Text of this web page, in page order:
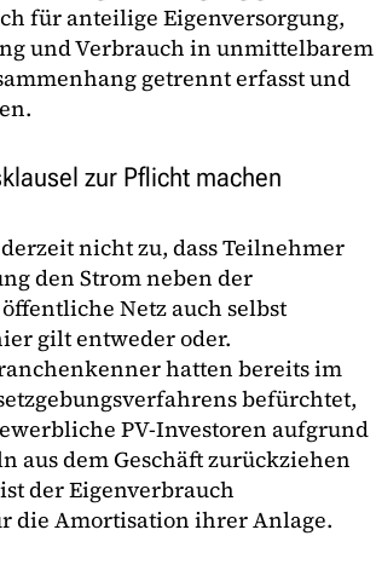
für anteilige Eigenversorgung,
und Verbrauch in unmittelbarem
getrennt erfasst und
zur Pflicht machen
derzeit nicht zu, dass Teilnehmer
den Strom neben der
Netz auch selbst
gilt entweder oder.
hatten bereits im
befürchtet,
PV-Investoren aufgrund
aus dem Geschäft zurückziehen
der Eigenverbrauch
die Amortisation ihrer Anlage.